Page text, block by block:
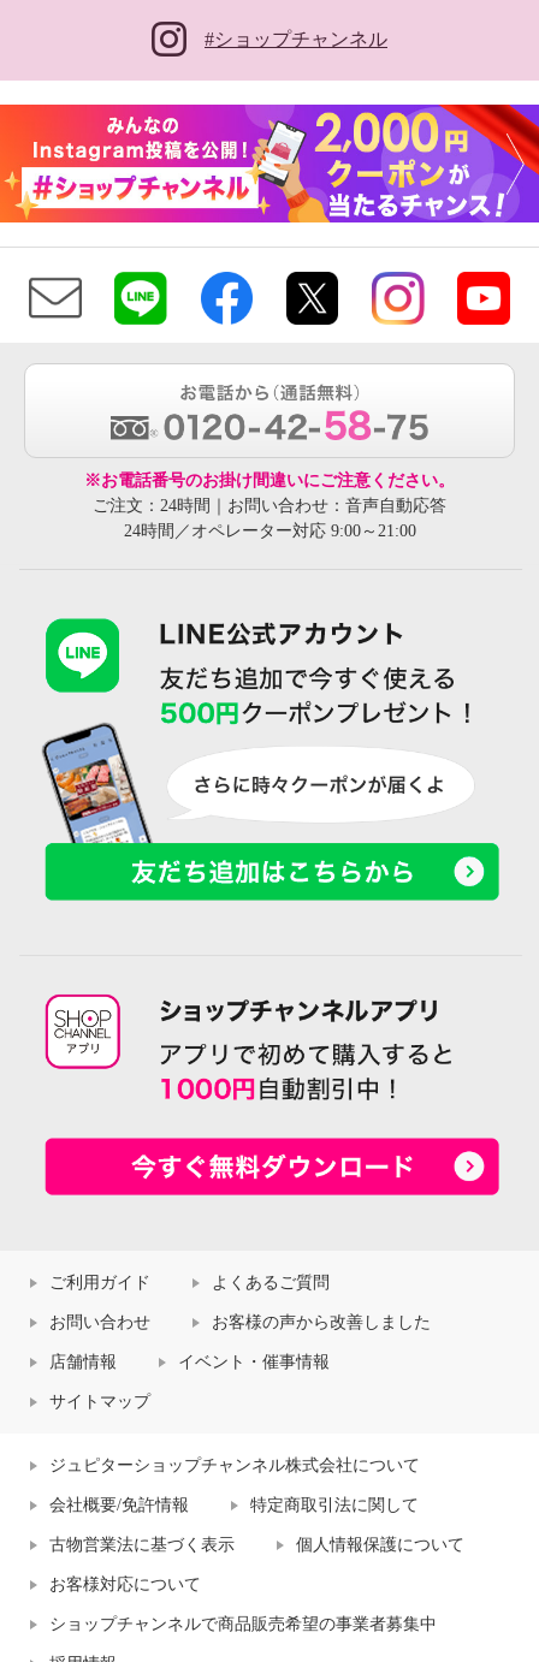
#ショップチャンネル
※お電話番号のお掛け間違いにご注意ください。
ご注文：24時間｜お問い合わせ：音声自動応答
24時間／オペレーター対応 9:00～21:00
ご利用ガイド よくあるご質問
お問い合わせ お客様の声から改善しました
店舗情報 イベント・催事情報
サイトマップ
ジュピターショップチャンネル株式会社について
会社概要/免許情報 特定商取引法に関して
古物営業法に基づく表示 個人情報保護について
お客様対応について
ショップチャンネルで商品販売希望の事業者募集中